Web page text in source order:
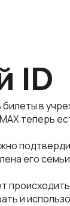
ID
в
теперь
его
и